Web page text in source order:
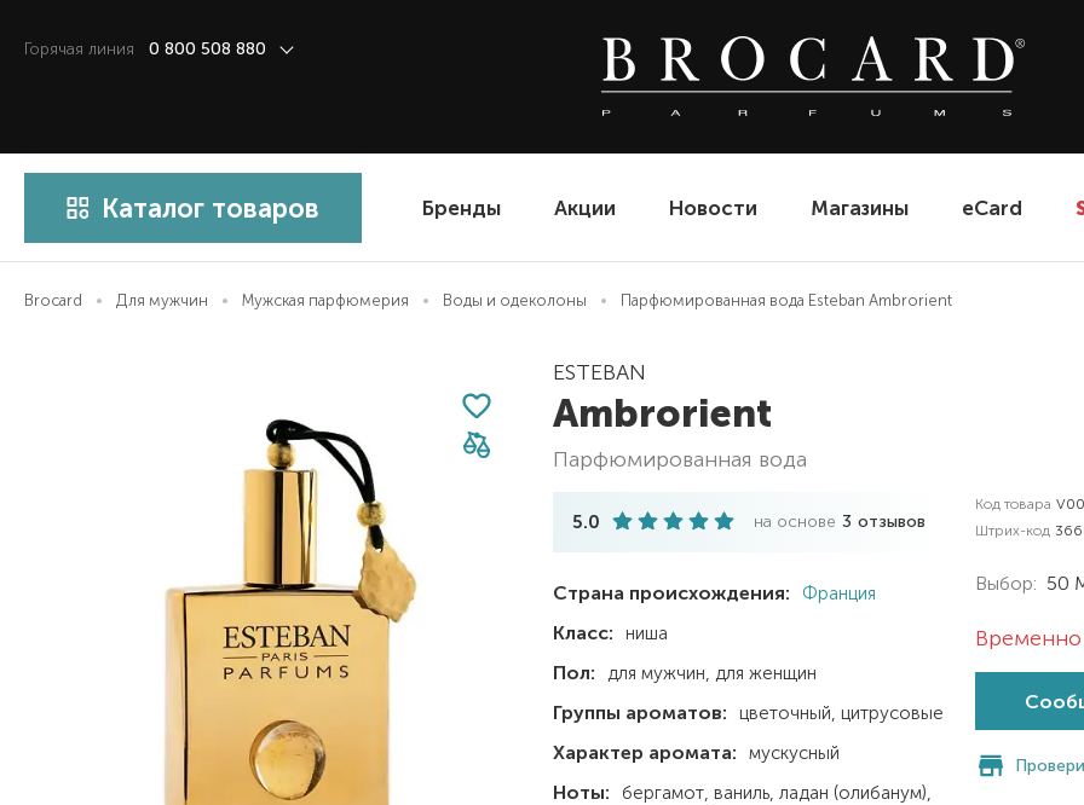
Горячая линия 0 800 508 880
Каталог товаров Бренды Акции Новости Магазины eCard
Brocard Для мужчин Мужская парфюмерия Воды и одеколоны Парфюмированная вода Esteban Ambrorient
ESTEBAN
Ambrorient
парфюмированная вода
5.0 на основе 3 отзывов
Страна происхождения: Франция
Класс: ниша
Пол: для мужчин для женщин
Группы ароматов: цветочный цитрусовые
Характер аромата: мускусный
Ноты: бергамот ваниль ладан (олибанум)
Код товара
Штрих-код
Выбор: 50
Временно